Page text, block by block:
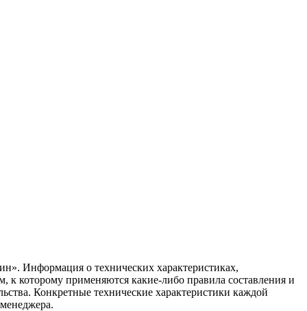
Информация о технических характеристиках,
к которому применяются какие-либо правила составления и
Конкретные технические характеристики каждой